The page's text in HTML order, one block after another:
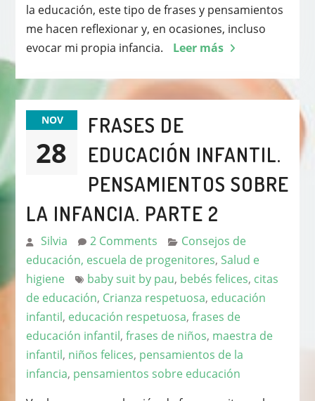
la educación, este tipo de frases y pensamientos
me hacen reflexionar y, en ocasiones, incluso
evocar mi propia infancia.
Leer más
NOV
28
FRASES DE
EDUCACIÓN INFANTIL.
PENSAMIENTOS SOBRE
LA INFANCIA. PARTE 2
Silvia 2 Comments
Consejos de
educación, escuela de progenitores, Salud e
higiene
baby suit by pau, bebés felices, citas
de educación, Crianza respetuosa, educación
infantil, educación respetuosa, frases de
educación infantil, frases de niños, maestra de
infantil, niños felices, pensamientos de la
infancia, pensamientos sobre educación